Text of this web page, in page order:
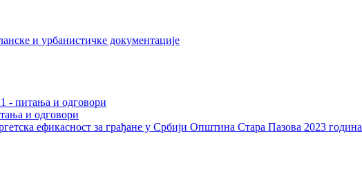
и урбанистичке документације
- питања и одговори
и одговори
ефикасност за грађане у Србији Општина Стара Пазова 2023 година